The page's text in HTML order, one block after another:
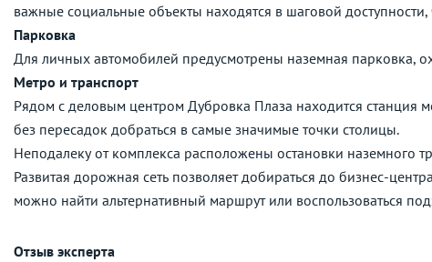
важные социальные объекты находятся в шаговой
Парковка
Для личных автомобилей предусмотрены наземная парковка,
Метро и транспорт
Рядом с деловым центром Дубровка Плаза находится станция
без пересадок добраться в самые значимые точки столицы.
Неподалеку от комплекса расположены остановки наземного
Развитая дорожная сеть позволяет добираться до бизнес-
можно найти альтернативный маршрут или воспользоваться
Отзыв эксперта